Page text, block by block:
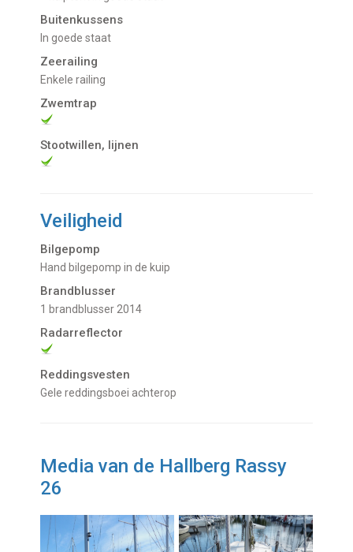
Buitenkussens
in goede staat
Zeerailing
Enkele railing
Zwemtrap
Stootwillen, lijnen
Veiligheid
Bilgepomp
Hand bilgepomp in de kuip
Brandblusser
1 brandblusser 2014
Radarreflector
Reddingsvesten
Gele reddingsboei achterop
Media van de Hallberg Rassy
26